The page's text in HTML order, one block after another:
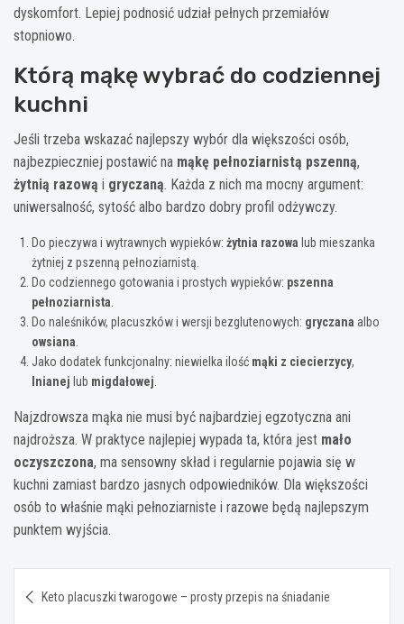
dyskomfort. Lepiej podnosić udział pełnych przemiałów
stopniowo.
Którą mąkę wybrać do codziennej
kuchni
Jeśli trzeba wskazać najlepszy wybór dla większości osób,
najbezpieczniej postawić na mąkę pełnoziarnistą pszenną,
żytnią razową i gryczaną. Każda z nich ma mocny argument:
uniwersalność, sytość albo bardzo dobry profil odżywczy.
Do pieczywa i wytrawnych wypieków: żytnia razowa lub mieszanka
żytniej z pszenną pełnoziarnistą.
Do codziennego gotowania i prostych wypieków: pszenna
pełnoziarnista
Do naleśników, placuszków i wersji bezglutenowych: gryczana albo
owsiana
Jako dodatek funkcjonalny: niewielka ilość mąki z ciecierzycy,
lnianej lub migdałowej
Najzdrowsza mąka nie musi być najbardziej egzotyczna ani
najdroższa. W praktyce najlepiej wypada ta, która jest mało
oczyszczona, ma sensowny skład i regularnie pojawia się w
kuchni zamiast bardzo jasnych odpowiedników. Dla większości
osób to właśnie mąki pełnoziarniste i razowe będą najlepszym
punktem wyjścia.
wpisu
Keto placuszki twarogowe – prosty przepis na śniadanie